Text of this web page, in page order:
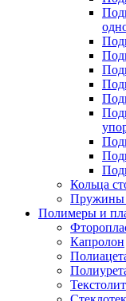
Кольца
Пружины
Полимеры и
Капролон
Текстолит